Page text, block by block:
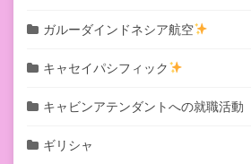
ガルーダインドネシア航空
キャセイパシフィック
キャビンアテンダントへの就職活動
ギリシャ